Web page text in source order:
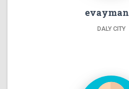
evayman
DALY CITY